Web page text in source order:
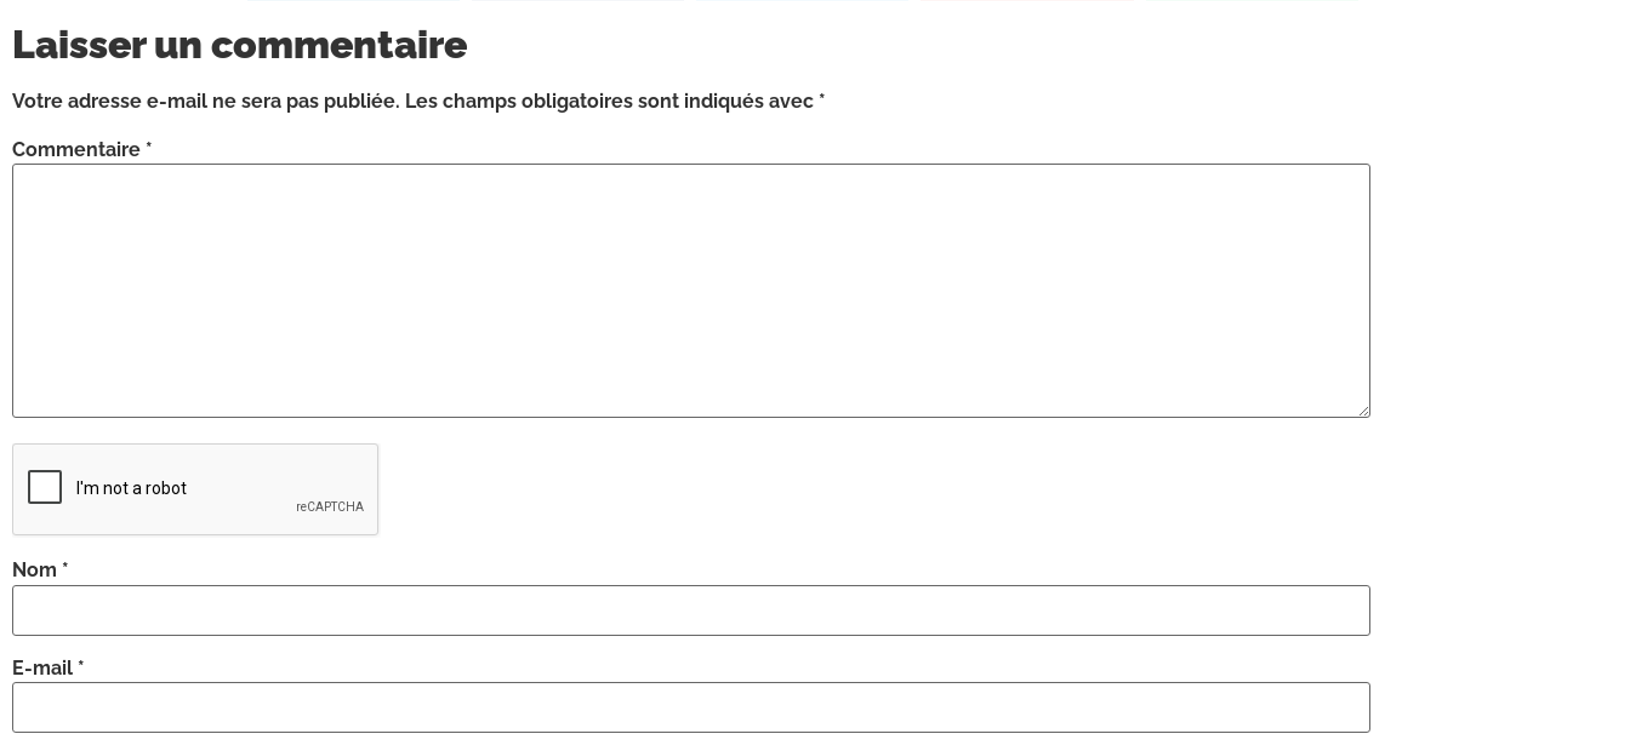
Laisser un commentaire
Votre adresse e-mail ne sera pas publiée. Les champs obligatoires sont indiqués avec *
Commentaire *
Nom *
E-mail *